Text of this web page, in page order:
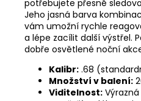
potřebujete přesně
Jeho jasná barva
vám umožní rychle
a lépe zacílit další výstřel.
dobře osvětlené noční
Kalibr: .68
Množství v balení:
Viditelnost: